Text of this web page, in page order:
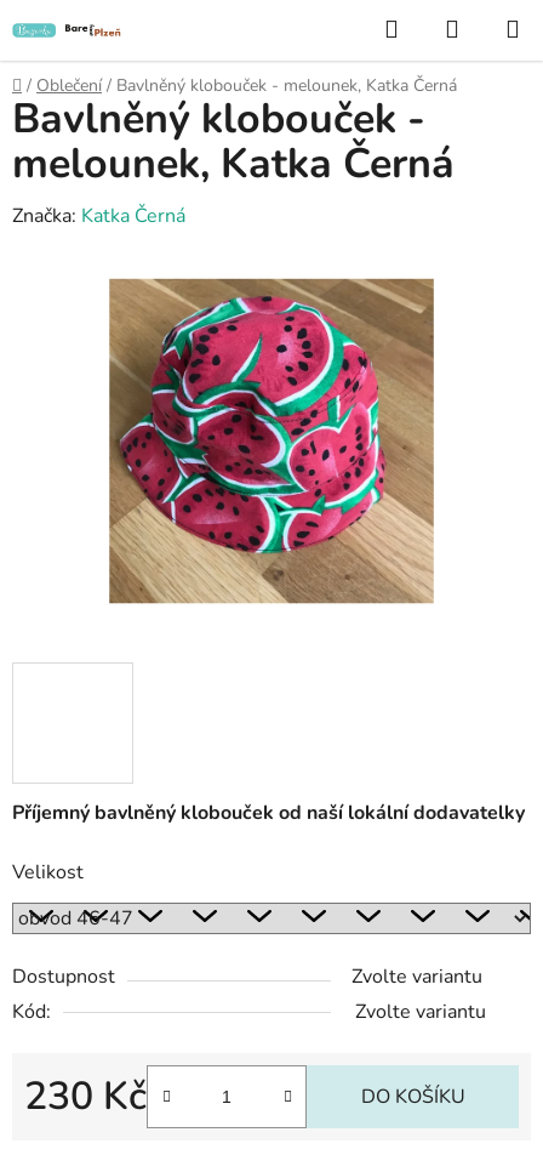
na
obsah
Hledat
KOŠÍK
Domů
/ Oblečení / Bavlněný klobouček - melounek, Katka Černá
Příjemný bavlněný klobouček od naší lokální dodavatelky
Velikost
Dostupnost
Zvolte variantu
Kód:
Zvolte variantu
230 Kč DO KOŠÍKU
Bavlněný klobouček -
melounek, Katka Černá
Značka: Katka Černá